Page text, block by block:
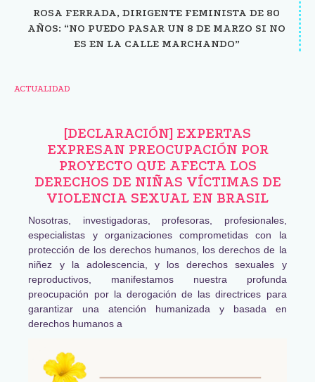
ROSA FERRADA, DIRIGENTE FEMINISTA DE 80
AÑOS: “NO PUEDO PASAR UN 8 DE MARZO SI NO
ES EN LA CALLE MARCHANDO”
ACTUALIDAD
[DECLARACIÓN] EXPERTAS
EXPRESAN PREOCUPACIÓN POR
PROYECTO QUE AFECTA LOS
DERECHOS DE NIÑAS VÍCTIMAS DE
VIOLENCIA SEXUAL EN BRASIL
Nosotras, investigadoras, profesoras, profesionales,
especialistas y organizaciones comprometidas con la
protección de los derechos humanos, los derechos de la
niñez y la adolescencia, y los derechos sexuales y
reproductivos, manifestamos nuestra profunda
preocupación por la derogación de las directrices para
garantizar una atención humanizada y basada en
derechos humanos a